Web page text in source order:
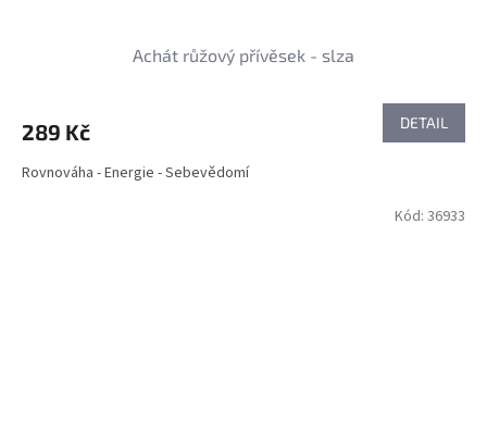
Achát růžový přívěsek - slza
289 Kč DETAIL
Rovnováha - Energie - Sebevědomí
Kód: 36933